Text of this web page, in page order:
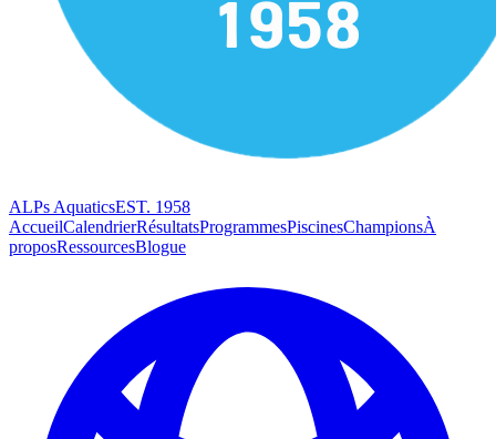
ALPs AquaticsEST. 1958
AccueilCalendrierRésultatsProgrammesPiscinesChampionsÀ
proposRessourcesBlogue